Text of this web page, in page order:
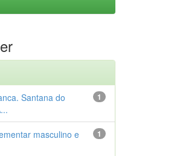
1
Santana do
1
masculino e